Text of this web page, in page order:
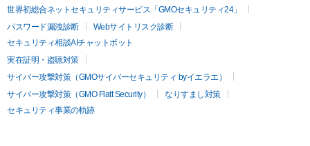
世界初総合ネットセキュリティサービス「GMOセキュリティ24」
パスワード漏洩診断
Webサイトリスク診断
セキュリティ相談AIチャットボット
実在証明・盗聴対策
サイバー攻撃対策（GMOサイバーセキュリティ byイエラエ）
サイバー攻撃対策（GMO Flatt Security）
なりすまし対策
セキュリティ事業の軌跡